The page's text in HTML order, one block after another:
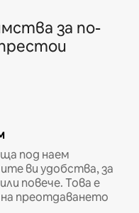
за по-
под наем
ви удобства, за
повече. Това е
преотдаването